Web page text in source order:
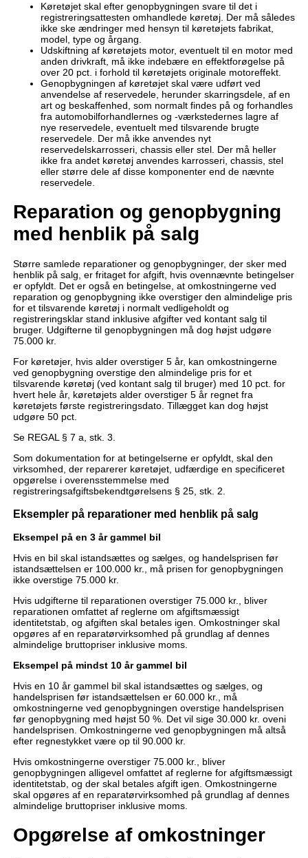
Køretøjet skal efter genopbygningen svare til det i
registreringsattesten omhandlede køretøj. Der må således
ikke ske ændringer med hensyn til køretøjets fabrikat,
model, type og årgang.
Udskiftning af køretøjets motor, eventuelt til en motor med
anden drivkraft, må ikke indebære en effektforøgelse på
over 20 pct. i forhold til køretøjets originale motoreffekt.
Genopbygningen af køretøjet skal være udført ved
anvendelse af reservedele, herunder skarringsdele, af en
art og beskaffenhed, som normalt findes på og forhandles
fra automobilforhandlernes og -værkstedernes lagre af
nye reservedele, eventuelt med tilsvarende brugte
reservedele. Der må ikke anvendes nyt
reservedelskarrosseri, chassis eller stel. Der må heller
ikke fra andet køretøj anvendes karrosseri, chassis, stel
eller større dele af disse komponenter end de nævnte
reservedele.
Reparation og genopbygning
med henblik på salg
Større samlede reparationer og genopbygninger, der sker med
henblik på salg, er fritaget for afgift, hvis ovennævnte betingelser
er opfyldt. Det er også en betingelse, at omkostningerne ved
reparation og genopbygning ikke overstiger den almindelige pris
for et tilsvarende køretøj i normalt vedligeholdt og
registreringsklar stand inklusive afgifter ved kontant salg til
bruger. Udgifterne til genopbygningen må dog højst udgøre
75.000 kr.
For køretøjer, hvis alder overstiger 5 år, kan omkostningerne
ved genopbygning overstige den almindelige pris for et
tilsvarende køretøj (ved kontant salg til bruger) med 10 pct. for
hvert hele år, køretøjets alder overstiger 5 år regnet fra
køretøjets første registreringsdato. Tillægget kan dog højst
udgøre 50 pct.
Se REGAL § 7 a, stk. 3.
Som dokumentation for at betingelserne er opfyldt, skal den
virksomhed, der reparerer køretøjet, udfærdige en specificeret
opgørelse i overensstemmelse med
registreringsafgiftsbekendtgørelsens § 25, stk. 2.
Eksempler på reparationer med henblik på salg
Eksempel på en 3 år gammel bil
Hvis en bil skal istandsættes og sælges, og handelsprisen før
istandsættelsen er 100.000 kr., må prisen for genopbygningen
ikke overstige 75.000 kr.
Hvis udgifterne til reparationen overstiger 75.000 kr., bliver
reparationen omfattet af reglerne om afgiftsmæssigt
identitetstab, og afgiften skal betales igen. Omkostninger skal
opgøres af en reparatørvirksomhed på grundlag af dennes
almindelige bruttopriser inklusive moms.
Eksempel på mindst 10 år gammel bil
Hvis en 10 år gammel bil skal istandsættes og sælges, og
handelsprisen før istandsættelsen er 60.000 kr., må
omkostningerne ved genopbygningen overstige handelsprisen
før genopbygning med højst 50 %. Det vil sige 30.000 kr. oveni
handelsprisen. Omkostningerne ved genopbygningen må altså
efter regnestykket være op til 90.000 kr.
Hvis omkostningerne overstiger 75.000 kr., bliver
genopbygningen alligevel omfattet af reglerne for afgiftsmæssigt
identitetstab, og der skal betales afgift igen. Omkostningerne
skal opgøres af en reparatørvirksomhed på grundlag af dennes
almindelige bruttopriser inklusive moms.
Opgørelse af omkostninger